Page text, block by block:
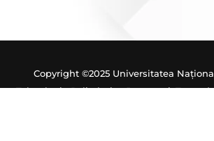
Copyright ©2025 Universitatea
Tehnologie Politehnica București. Toate